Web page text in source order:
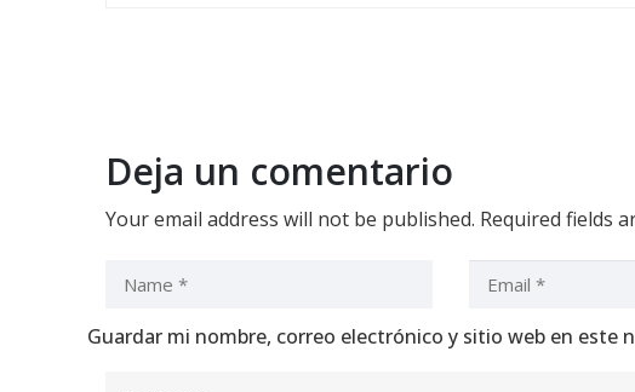
Deja un comentario
Your email address will not be published. Required fields
Guardar mi nombre, correo electrónico y sitio web en este